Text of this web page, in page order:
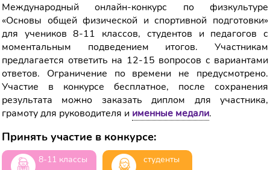
Международный онлайн-конкурс по физкультуре
«Основы общей физической и спортивной подготовки»
для учеников 8-11 классов, студентов и педагогов с
моментальным подведением итогов. Участникам
предлагается ответить на 12-15 вопросов с вариантами
ответов. Ограничение по времени не предусмотрено.
Участие в конкурсе бесплатное, после сохранения
результата можно заказать диплом для участника,
грамоту для руководителя и именные медали.
Принять участие в конкурсе:
8-11 классы студенты